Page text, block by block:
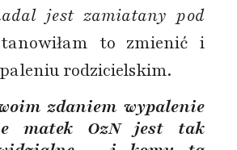
jest zamiatany pod
to zmienić i
rodzicielskim.
zdaniem wypalenie
matek OzN jest tak